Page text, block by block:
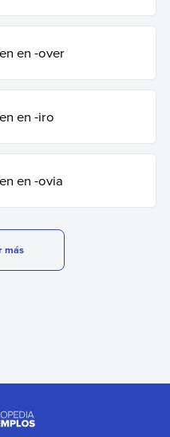
en -over
en -iro
en -ovia
más